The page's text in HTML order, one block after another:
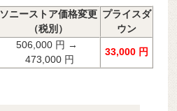
ソニーストア価格変更
（税別）
プライスダ
ウン
506,000 円 →
473,000 円
33,000 円